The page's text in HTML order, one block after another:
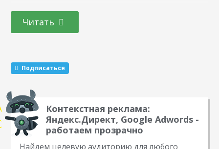
Иерархия Полная схема Организация Если вы управляете
сайтом с большим трафиком и платите за премиум Google
Читать
Подписаться
Контекстная реклама:
Яндекс.Директ, Google Adwords -
работаем прозрачно
Найдем целевую аудиторию для любого